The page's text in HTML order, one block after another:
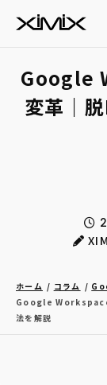
Google
変革｜
ホーム コラム
Google Workspace
法を解説